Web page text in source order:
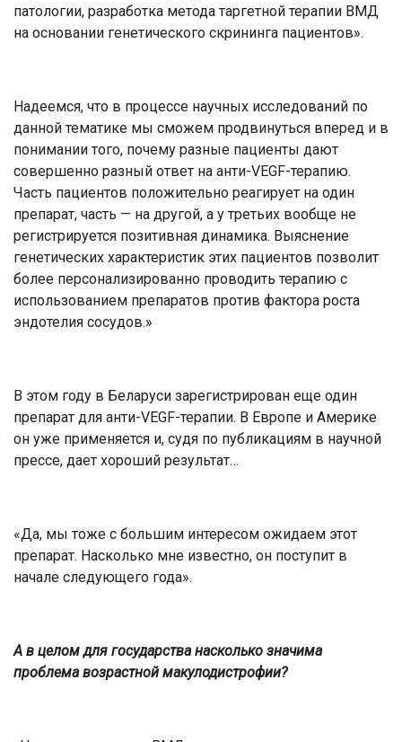
патологии, разработка метода таргетной терапии ВМД
на основании генетического скрининга пациентов».
Надеемся, что в процессе научных исследований по
данной тематике мы сможем продвинуться вперед и в
понимании того, почему разные пациенты дают
совершенно разный ответ на анти-VEGF-терапию.
Часть пациентов положительно реагирует на один
препарат, часть — на другой, а у третьих вообще не
регистрируется позитивная динамика. Выяснение
генетических характеристик этих пациентов позволит
более персонализированно проводить терапию с
использованием препаратов против фактора роста
эндотелия сосудов.»
В этом году в Беларуси зарегистрирован еще один
препарат для анти-VEGF-терапии. В Европе и Америке
он уже применяется и, судя по публикациям в научной
прессе, дает хороший результат…
«Да, мы тоже с большим интересом ожидаем этот
препарат. Насколько мне известно, он поступит в
начале следующего года».
А в целом для государства насколько значима
проблемавозрастной макулодистрофии?